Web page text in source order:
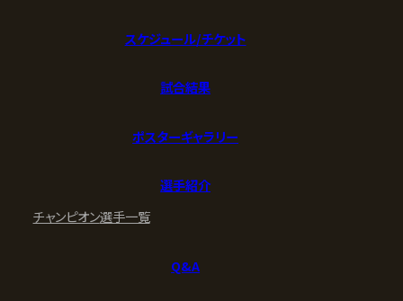
スケジュール/チケット
試合結果
ポスターギャラリー
選手紹介
チャンピオン選手一覧
Q&A